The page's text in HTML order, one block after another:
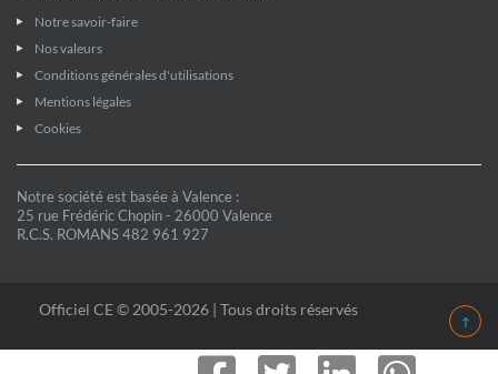
Notre savoir-faire
Nos valeurs
Conditions générales d'utilisations
Mentions légales
Cookies
Notre société est basée à Valence :
25 rue Frédéric Chopin - 26000 Valence
R.C.S. ROMANS 482 961 927
Officiel CE © 2005-2026 | Tous droits réservés